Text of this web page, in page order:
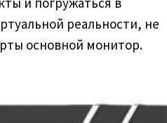
реальности, не
основной монитор.